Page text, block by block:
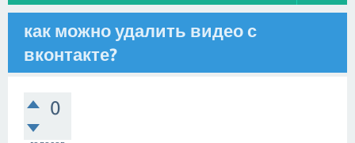
как можно удалить видео с
вконтакте?
0